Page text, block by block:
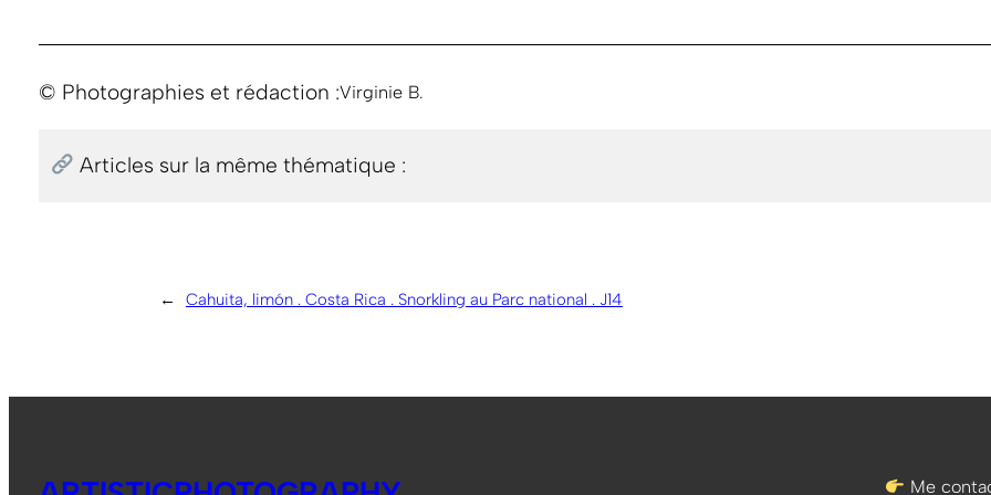
© Photographies et rédaction :Virginie B.
Articles sur la même thématique :
← Cahuita, limón . Costa Rica . Snorkling au Parc national . J14
Me